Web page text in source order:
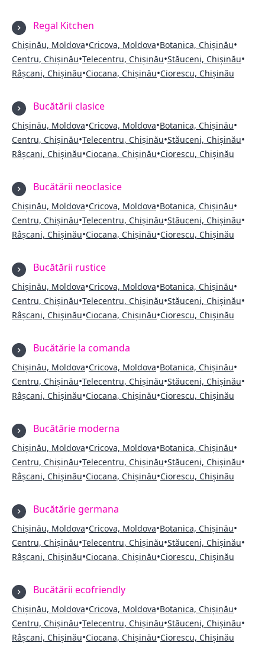
Regal Kitchen
Chișinău, Moldova•Cricova, Moldova•Botanica, Chișinău•
Centru, Chișinău•Telecentru, Chișinău•Stăuceni, Chișinău•
Râșcani, Chișinău•Ciocana, Chișinău•Ciorescu, Chișinău
Bucătării clasice
Chișinău, Moldova•Cricova, Moldova•Botanica, Chișinău•
Centru, Chișinău•Telecentru, Chișinău•Stăuceni, Chișinău•
Râșcani, Chișinău•Ciocana, Chișinău•Ciorescu, Chișinău
Bucătării neoclasice
Chișinău, Moldova•Cricova, Moldova•Botanica, Chișinău•
Centru, Chișinău•Telecentru, Chișinău•Stăuceni, Chișinău•
Râșcani, Chișinău•Ciocana, Chișinău•Ciorescu, Chișinău
Bucătării rustice
Chișinău, Moldova•Cricova, Moldova•Botanica, Chișinău•
Centru, Chișinău•Telecentru, Chișinău•Stăuceni, Chișinău•
Râșcani, Chișinău•Ciocana, Chișinău•Ciorescu, Chișinău
Bucătărie la comanda
Chișinău, Moldova•Cricova, Moldova•Botanica, Chișinău•
Centru, Chișinău•Telecentru, Chișinău•Stăuceni, Chișinău•
Râșcani, Chișinău•Ciocana, Chișinău•Ciorescu, Chișinău
Bucătărie moderna
Chișinău, Moldova•Cricova, Moldova•Botanica, Chișinău•
Centru, Chișinău•Telecentru, Chișinău•Stăuceni, Chișinău•
Râșcani, Chișinău•Ciocana, Chișinău•Ciorescu, Chișinău
Bucătărie germana
Chișinău, Moldova•Cricova, Moldova•Botanica, Chișinău•
Centru, Chișinău•Telecentru, Chișinău•Stăuceni, Chișinău•
Râșcani, Chișinău•Ciocana, Chișinău•Ciorescu, Chișinău
Bucătării ecofriendly
Chișinău, Moldova•Cricova, Moldova•Botanica, Chișinău•
Centru, Chișinău•Telecentru, Chișinău•Stăuceni, Chișinău•
Râșcani, Chișinău•Ciocana, Chișinău•Ciorescu, Chișinău